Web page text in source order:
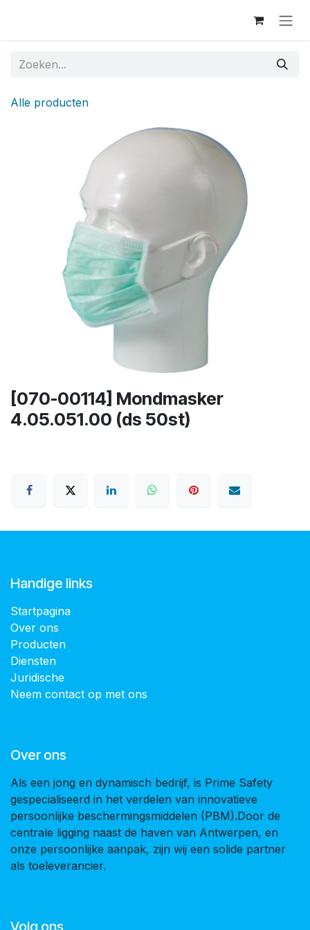
Alle producten
[070-00114] Mondmasker
4.05.051.00 (ds 50st)
Handige links
Startpagina
Over ons
Producten
Diensten
Juridische
Neem contact op met ons
Over ons
Als een jong en dynamisch bedrijf, is Prime Safety
gespecialiseerd in het verdelen van innovatieve
persoonlijke beschermingsmiddelen (PBM).Door de
centrale ligging naast de haven van Antwerpen, en
onze persoonlijke aanpak, zijn wij een solide partner
als toeleverancier.
Volg ons